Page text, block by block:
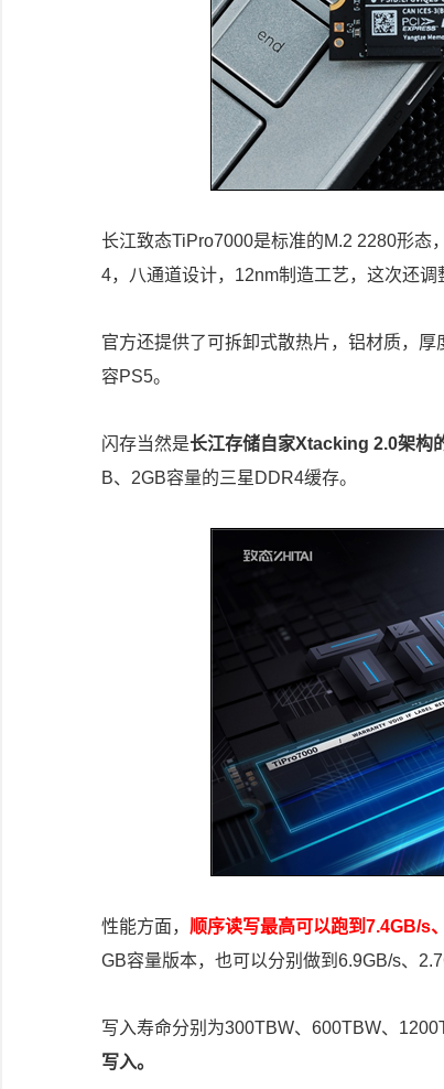
长江致态TiPro7000是标准的M.2 2280形态
4，八通道设计，12nm制造工艺，这次还
官方还提供了可拆卸式散热片，铝材质，厚
容PS5。
闪存当然是长江存储自家Xtacking 2.0架构
B、2GB容量的三星DDR4缓存。
性能方面， 顺序读写最高可以跑到7.4GB/s
GB容量版本，也可以分别做到6.9GB/s、
写入寿命分别为300TBW、600TBW、
写入。